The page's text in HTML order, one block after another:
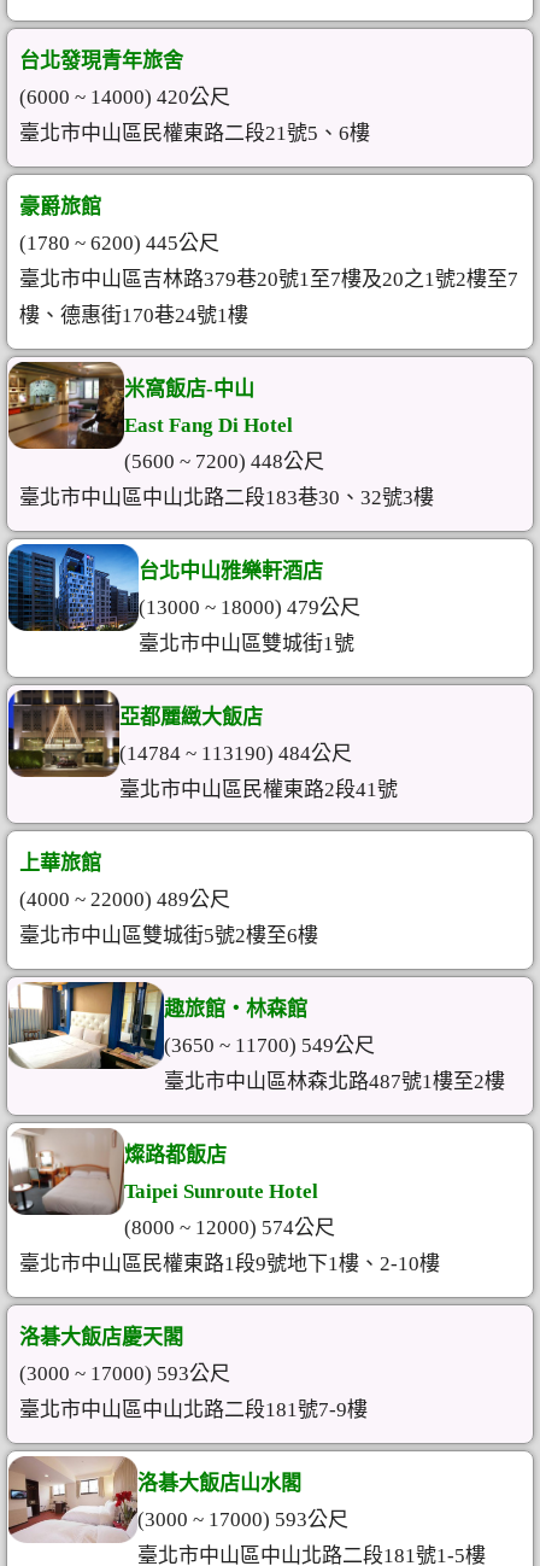
台北發現青年旅舍
(6000 ~ 14000) 420公尺
臺北市中山區民權東路二段21號5、6樓
豪爵旅館
(1780 ~ 6200) 445公尺
臺北市中山區吉林路379巷20號1至7樓及20之1號2樓至7
樓、德惠街170巷24號1樓
米窩飯店-中山
East Fang Di Hotel
(5600 ~ 7200) 448公尺
臺北市中山區中山北路二段183巷30、32號3樓
台北中山雅樂軒酒店
(13000 ~ 18000) 479公尺
臺北市中山區雙城街1號
亞都麗緻大飯店
(14784 ~ 113190) 484公尺
臺北市中山區民權東路2段41號
上華旅館
(4000 ~ 22000) 489公尺
臺北市中山區雙城街5號2樓至6樓
趣旅館‧林森館
(3650 ~ 11700) 549公尺
臺北市中山區林森北路487號1樓至2樓
燦路都飯店
Taipei Sunroute Hotel
(8000 ~ 12000) 574公尺
臺北市中山區民權東路1段9號地下1樓、2-10樓
洛碁大飯店慶天閣
(3000 ~ 17000) 593公尺
臺北市中山區中山北路二段181號7-9樓
洛碁大飯店山水閣
(3000 ~ 17000) 593公尺
臺北市中山區中山北路二段181號1-5樓